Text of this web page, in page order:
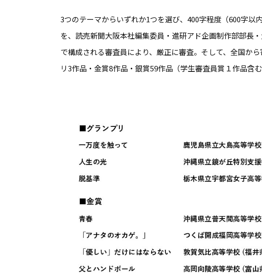
3つのテーマからいずれか1つを選び、400字程度（600字以
を、読売新聞大阪本社編集委員・進研アド企画制作部部長
で構成される審査員により、厳正に審査。そして、全国か
リ3作品・金賞8作品・銀賞59作品（学生審査員賞１作品含